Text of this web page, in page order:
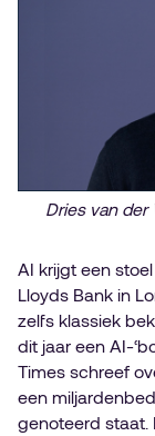
Dries van der
AI krijgt een
Lloyds Bank in
zelfs klassiek
dit jaar een AI-
Times schreef
een
genoteerd staat.